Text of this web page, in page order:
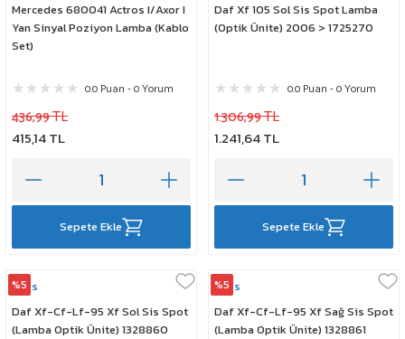
Mercedes 680041 Actros I/Axor I
Yan Sinyal Poziyon Lamba (Kablo
Set)
0.0 Puan - 0 Yorum
436,99 TL
415,14 TL
Sepete Ekle
Daf Xf 105 Sol Sis Spot Lamba
(Optik Ünite) 2006 > 1725270
0.0 Puan - 0 Yorum
1.306,99 TL
1.241,64 TL
Sepete Ekle
%5
Mars
Daf Xf-Cf-Lf-95 Xf Sol Sis Spot
(Lamba Optik Ünite) 1328860
%5
Mars
Daf Xf-Cf-Lf-95 Xf Sağ Sis Spot
(Lamba Optik Ünite) 1328861